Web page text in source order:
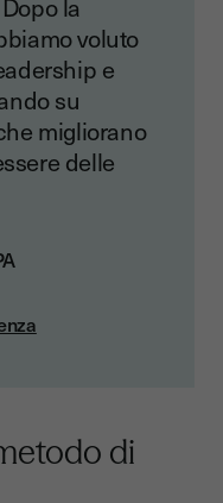
la
voluto
e
su
migliorano
delle
di